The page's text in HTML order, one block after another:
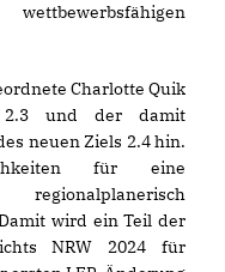
Charlotte Quik
und der damit
neuen Ziels 2.4 hin.
für eine
wird ein Teil der
NRW 2024 für